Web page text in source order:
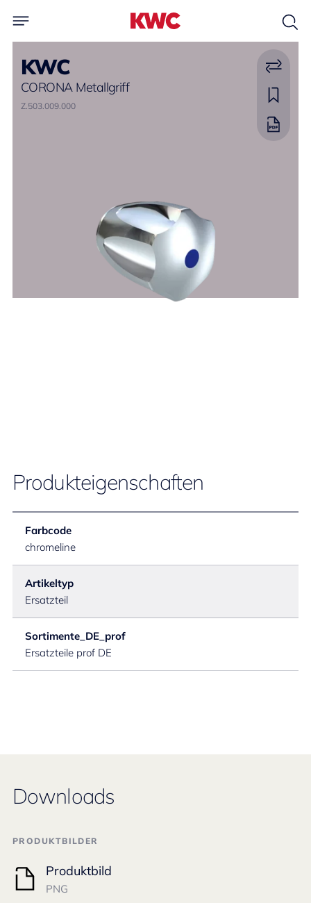
KWC
CORONA Metallgriff
Z.503.009.000
Produkteigenschaften
Farbcode
chromeline
Artikeltyp
Ersatzteil
Sortimente_DE_prof
Ersatzteile prof DE
Downloads
PRODUKTBILDER
Produktbild
PNG